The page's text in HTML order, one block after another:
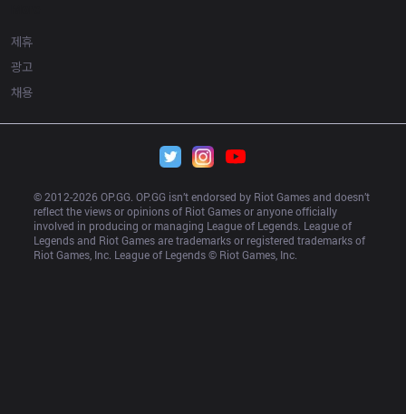
제휴
광고
채용
© 2012-2026 OP.GG. OP.GG isn’t endorsed by Riot Games and doesn’t
reflect the views or opinions of Riot Games or anyone officially
involved in producing or managing League of Legends. League of
Legends and Riot Games are trademarks or registered trademarks of
Riot Games, Inc. League of Legends © Riot Games, Inc.